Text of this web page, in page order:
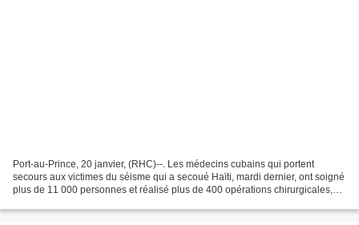
Port-au-Prince, 20 janvier, (RHC)--. Les médecins cubains qui portent
secours aux victimes du séisme qui a secoué Haïti, mardi dernier, ont soigné
plus de 11 000 personnes et réalisé plus de 400 opérations chirurgicales,